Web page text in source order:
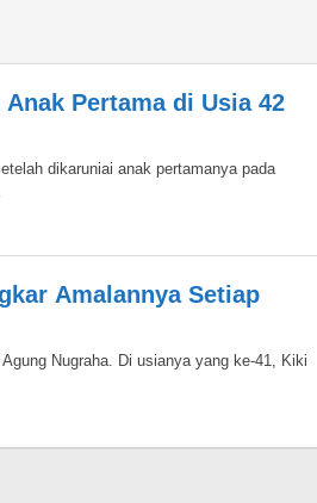
Pertama di Usia 42
dikaruniai anak pertamanya pada
Amalannya Setiap
Nugraha. Di usianya yang ke-41, Kiki